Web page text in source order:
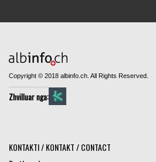
Copyright © 2018 albinfo.ch. All Rights Reserved.
Zhvilluar nga:
KONTAKTI / KONTAKT / CONTACT